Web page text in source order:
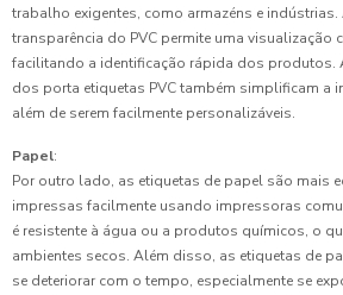
trabalho exigentes, como armazéns e
transparência do PVC permite uma visualização
facilitando a identificação rápida dos produtos.
dos porta etiquetas PVC também simplificam a
além de serem facilmente personalizáveis.
Papel:
Por outro lado, as etiquetas de papel são mais
impressas facilmente usando impressoras
é resistente à água ou a produtos químicos, o
ambientes secos. Além disso, as etiquetas de
se deteriorar com o tempo, especialmente se